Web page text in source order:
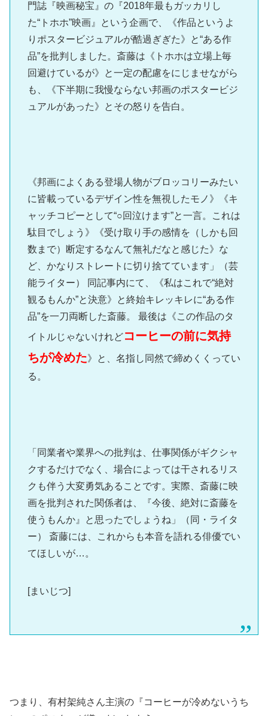
門誌『映画秘宝』の『2018年最もガッカリし
た“トホホ”映画』という企画で、《作品というよ
りポスタービジュアルが酷過ぎぎた》と“ある作
品”を批判しました。斎藤は《トホホは立場上毎
回避けているが》と一定の配慮をにじませながら
も、《下半期に我慢ならない邦画のポスタービジ
ュアルがあった》とその怒りを告白。
《邦画によくある登場人物がブロッコリーみたい
に皆載っているデザイン性を無視したモノ》《キ
ャッチコピーとして“○回泣けます”と一言。これは
駄目でしょう》《受け取り手の感情を（しかも回
数まで）断定するなんて無礼だなと感じた》な
ど、かなりストレートに切り捨てています」（芸
能ライター） 同記事内にて、《私はこれで“絶対
観るもんか”と決意》と終始キレッキレに“ある作
品”を一刀両断した斎藤。 最後は《この作品のタ
イトルじゃないけれどコーヒーの前に気持
ちが冷めた》と、名指し同然で締めくくってい
る。
「同業者や業界への批判は、仕事関係がギクシャ
クするだけでなく、場合によっては干されるリス
クも伴う大変勇気あることです。実際、斎藤に映
画を批判された関係者は、『今後、絶対に斎藤を
使うもんか』と思ったでしょうね」（同・ライタ
ー） 斎藤には、これからも本音を語れる俳優でい
てほしいが…。
[まいじつ]
つまり、有村架純さん主演の『コーヒーが冷めないうち